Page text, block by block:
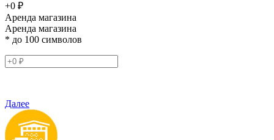
+0 ₽
Аренда магазина
Аренда магазина
* до 100 символов
Далее